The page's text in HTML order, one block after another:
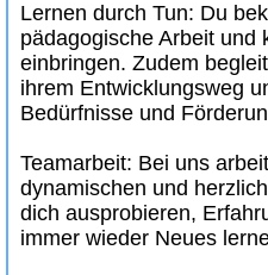
Lernen durch Tun: Du
pädagogische Arbeit und
einbringen. Zudem
ihrem Entwicklungsweg
Bedürfnisse und
Teamarbeit: Bei uns
dynamischen und
dich ausprobieren,
immer wieder Neues